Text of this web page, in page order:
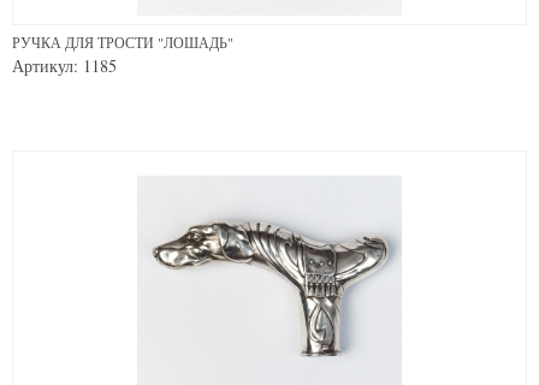
РУЧКА ДЛЯ ТРОСТИ "ЛОШАДЬ"
Артикул: 1185